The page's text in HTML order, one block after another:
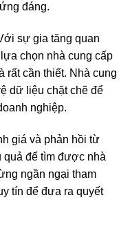
đáng.
sự gia tăng quan
chọn nhà cung cấp
rất cần thiết. Nhà cung
dữ liệu chặt chẽ để
nghiệp.
giá và phản hồi từ
quả để tìm được nhà
ngần ngại tham
tín để đưa ra quyết